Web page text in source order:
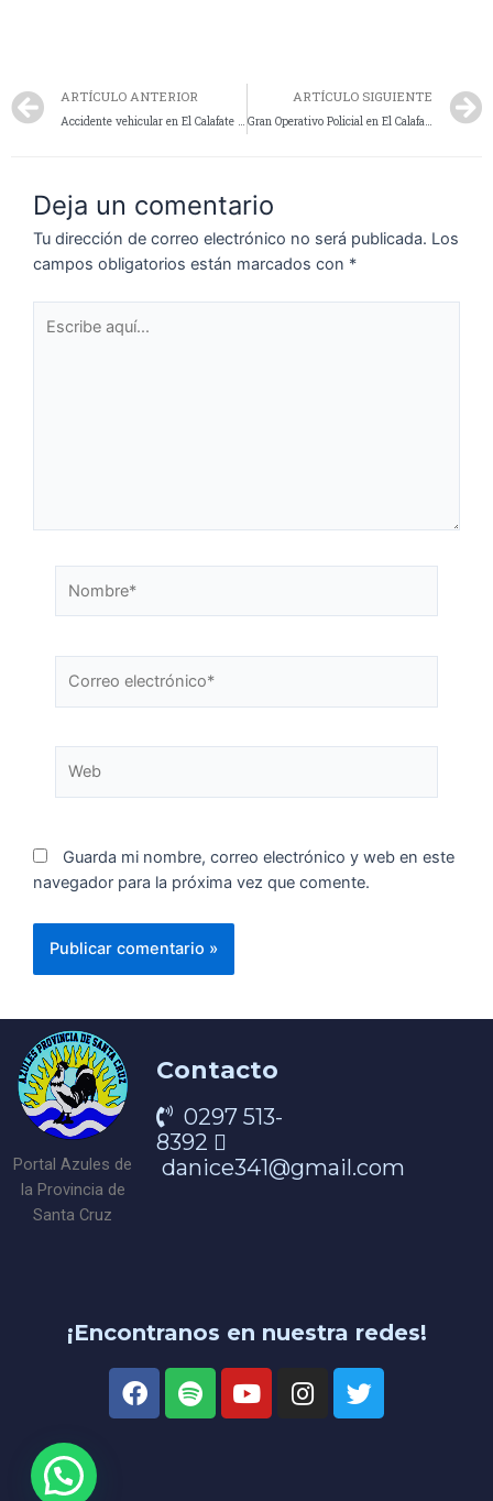
ARTÍCULO ANTERIOR
Accidente vehicular en El Calafate dejó a una mujer hospitalizada
ARTÍCULO SIGUIENTE
Gran Operativo Policial en El Calafate: Allanan Local Bailable por Incidente de Arma de Fuego y Secuestran Drogas
Deja un comentario
Tu dirección de correo electrónico no será publicada. Los
campos obligatorios están marcados con *
Guarda mi nombre, correo electrónico y web en este
navegador para la próxima vez que comente.
Portal Azules de
la Provincia de
Santa Cruz
Contacto
0297 513-
8392
danice341@gmail.com
¡Encontranos en nuestra redes!